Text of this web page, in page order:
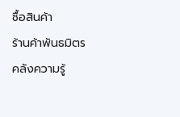
ซื้อสินค้า
ร้านค้าพันธมิตร
คลังความรู้